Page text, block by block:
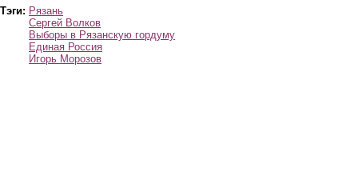
Тэги: Рязань
Сергей Волков
Выборы в Рязанскую гордуму
Единая Россия
Игорь Морозов